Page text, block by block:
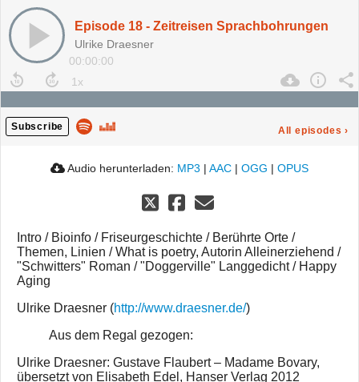
Episode 18 - Zeitreisen Sprachbohrungen
Ulrike Draesner
00:00:00
Subscribe All episodes ›
Audio herunterladen: MP3 | AAC | OGG | OPUS
Intro / Bioinfo / Friseurgeschichte / Berührte Orte /
Themen, Linien / What is poetry, Autorin Alleinerziehend /
"Schwitters" Roman / "Doggerville" Langgedicht / Happy
Aging
Ulrike Draesner (http://www.draesner.de/)
Aus dem Regal gezogen:
Ulrike Draesner: Gustave Flaubert – Madame Bovary,
übersetzt von Elisabeth Edel, Hanser Verlag 2012